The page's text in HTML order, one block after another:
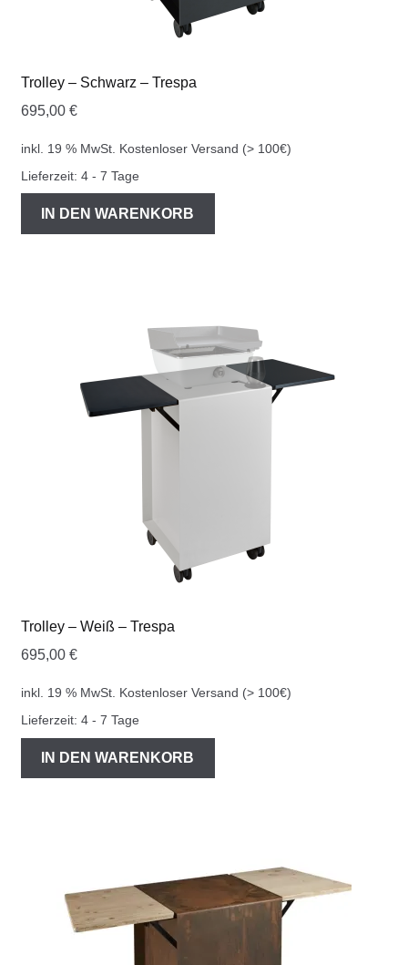
Trolley – Schwarz – Trespa
695,00 €
inkl. 19 % MwSt. Kostenloser Versand (> 100€)
Lieferzeit: 4 - 7 Tage
IN DEN WARENKORB
Trolley – Weiß – Trespa
695,00 €
inkl. 19 % MwSt. Kostenloser Versand (> 100€)
Lieferzeit: 4 - 7 Tage
IN DEN WARENKORB